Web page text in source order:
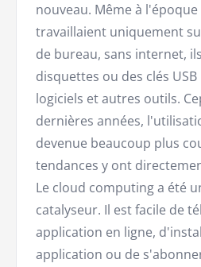
nouveau. Même à
travaillaient uniquement
de bureau, sans internet,
disquettes ou des clés
logiciels et autres outils.
dernières années,
devenue beaucoup plus
tendances y ont
Le cloud computing a été
catalyseur. Il est facile de
application en ligne,
application ou de